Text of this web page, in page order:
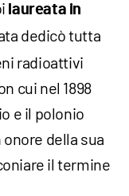
laureata in
dedicò tutta
radioattivi
cui nel 1898
e il polonio
della sua
il termine